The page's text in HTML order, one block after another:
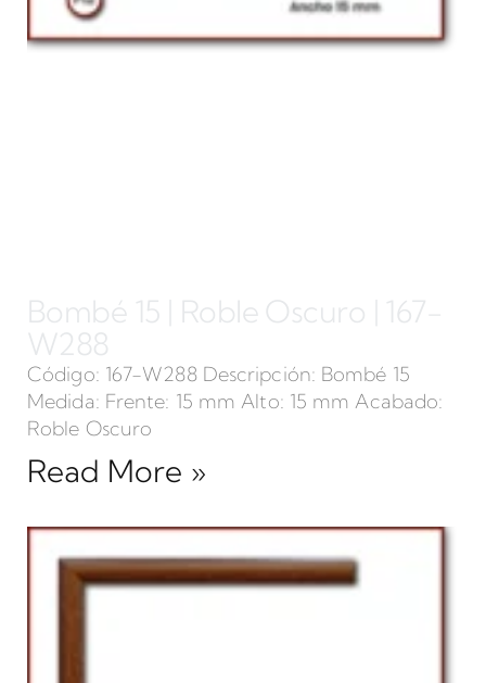
Bombé 15 | Roble Oscuro | 167-
W288
Código: 167-W288 Descripción: Bombé 15
Medida: Frente: 15 mm Alto: 15 mm Acabado:
Roble Oscuro
Read More »